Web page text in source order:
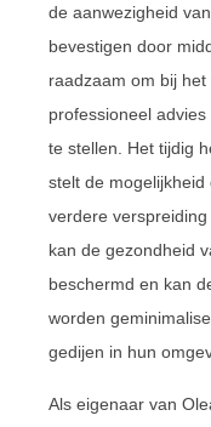
de aanwezigheid
bevestigen door
raadzaam om bij
professioneel
te stellen. Het tijdig
stelt de
verdere
kan de gezondheid
beschermd en kan
worden
gedijen in hun
Als eigenaar van